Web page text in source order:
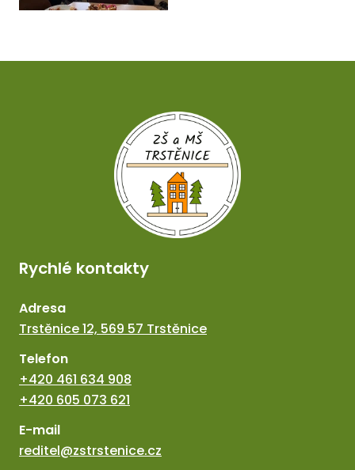
Rychlé kontakty
Adresa
Trstěnice 12, 569 57 Trstěnice
Telefon
+420 461 634 908
+420 605 073 621
E-mail
reditel@zstrstenice.cz